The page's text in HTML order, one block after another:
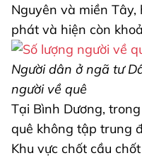
Nguyên và miền
phát và hiện còn
Người dân ở ngã tư
người về quê
Tại Bình Dương,
quê không tập trung
Khu vực chốt cầu